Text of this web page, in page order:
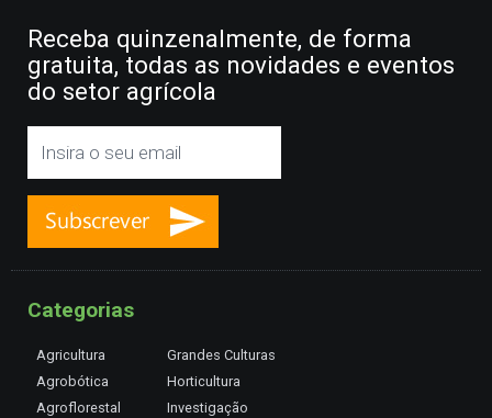
Receba quinzenalmente, de forma
gratuita, todas as novidades e eventos
do setor agrícola
Categorias
Agricultura
Agrobótica
Agroflorestal
Grandes Culturas
Horticultura
Investigação